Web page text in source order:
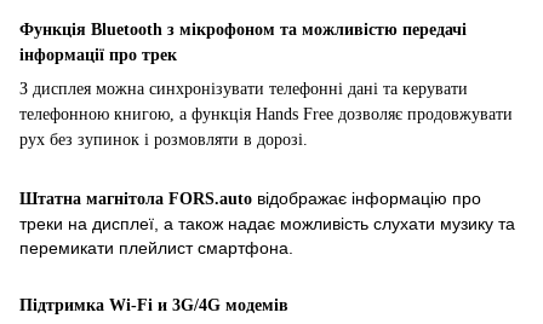
Функція Bluetooth з мікрофоном та можливістю передачі
інформації про трек
З дисплея можна синхронізувати телефонні дані та керувати
телефонною книгою, а функція Hands Free дозволяє продовжувати
рух без зупинок і розмовляти в дорозі.
Штатна магнітола FORS.auto відображає інформацію про
треки на дисплеї, а також надає можливість слухати музику та
перемикати плейлист смартфона.
Підтримка Wi-Fi и 3G/4G модемів